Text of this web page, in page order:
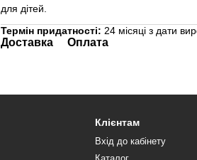
для дітей.
Термін придатності: 24 місяці з дати
Доставка Оплата
Клієнтам
Вхід до кабінету